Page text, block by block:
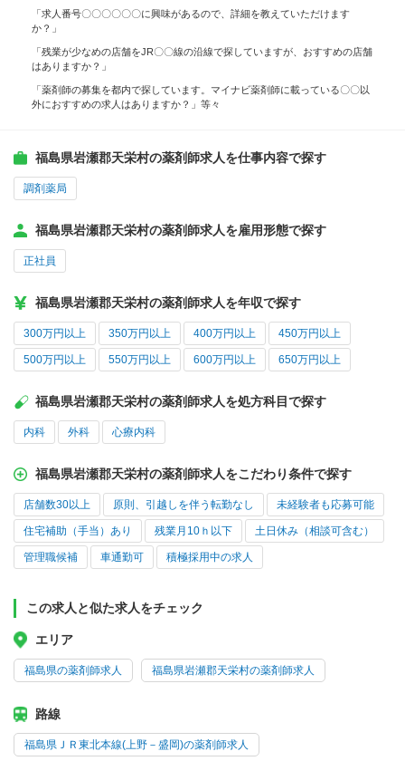
「求人番号〇〇〇〇〇〇に興味があるので、詳細を教えていただけます
か？」
「残業が少なめの店舗をJR〇〇線の沿線で探していますが、おすすめの店舗
はありますか？」
「薬剤師の募集を都内で探しています。マイナビ薬剤師に載っている〇〇以
外におすすめの求人はありますか？」等々
福島県岩瀬郡天栄村の薬剤師求人を仕事内容で探す
調剤薬局
福島県岩瀬郡天栄村の薬剤師求人を雇用形態で探す
正社員
福島県岩瀬郡天栄村の薬剤師求人を年収で探す
300万円以上 350万円以上 400万円以上 450万円以上
500万円以上 550万円以上 600万円以上 650万円以上
福島県岩瀬郡天栄村の薬剤師求人を処方科目で探す
内科 外科 心療内科
福島県岩瀬郡天栄村の薬剤師求人をこだわり条件で探す
店舗数30以上 原則、引越しを伴う転勤なし 未経験者も応募可能
住宅補助（手当）あり 残業月10ｈ以下 土日休み（相談可含む）
管理職候補 車通勤可 積極採用中の求人
この求人と似た求人をチェック
エリア
福島県の薬剤師求人 福島県岩瀬郡天栄村の薬剤師求人
路線
福島県ＪＲ東北本線(上野－盛岡)の薬剤師求人